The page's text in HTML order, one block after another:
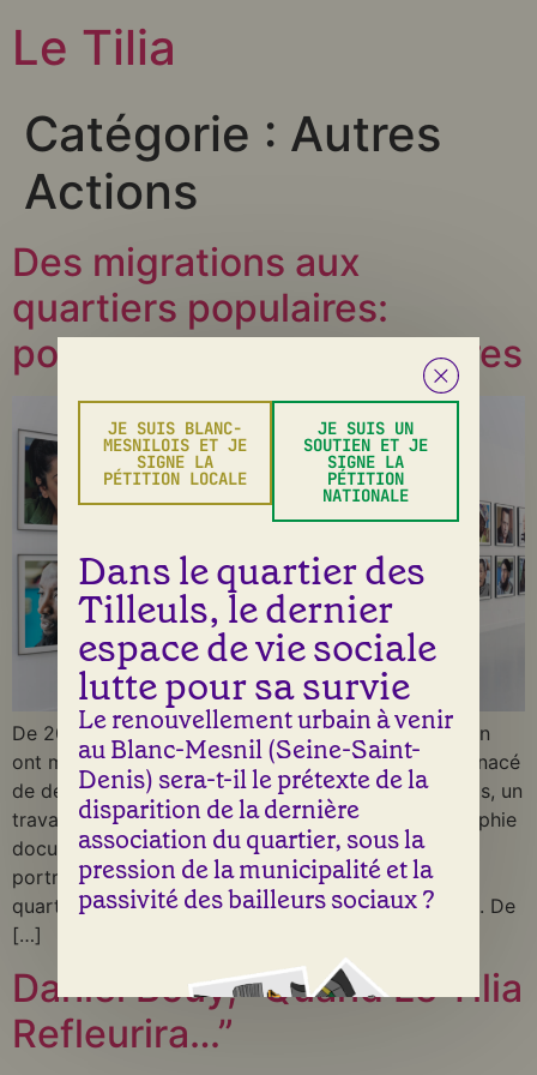
Le Tilia
Catégorie : Autres
Actions
Des migrations aux
quartiers populaires:
portraits, paroles, territoires
De 2021 à 2023, Christiane Vollaire et Philippe Bazin
ont mené dans le quartier populaire des Tilleuls menacé
de destruction, au Blanc-Mesnil en Seine Saint-Denis, un
travail associant philosophie de terrain et photographie
documentaire critique, à partir d’entretiens et de
portraits d’entretien, construisant une histoire du
quartier par les parcours multiples de ses habitants. De
[…]
Daniel Bouy, “Quand Le Tilia
Refleurira…”
JE SUIS BLANC-
MESNILOIS ET JE
SIGNE LA
PÉTITION LOCALE
JE SUIS UN
SOUTIEN ET JE
SIGNE LA
PÉTITION
NATIONALE
Dans le quartier des
Tilleuls, le dernier
espace de vie sociale
lutte pour sa survie
Le renouvellement urbain à venir
au Blanc-Mesnil (Seine-Saint-
Denis) sera-t-il le prétexte de la
disparition de la dernière
association du quartier, sous la
pression de la municipalité et la
passivité des bailleurs sociaux ?